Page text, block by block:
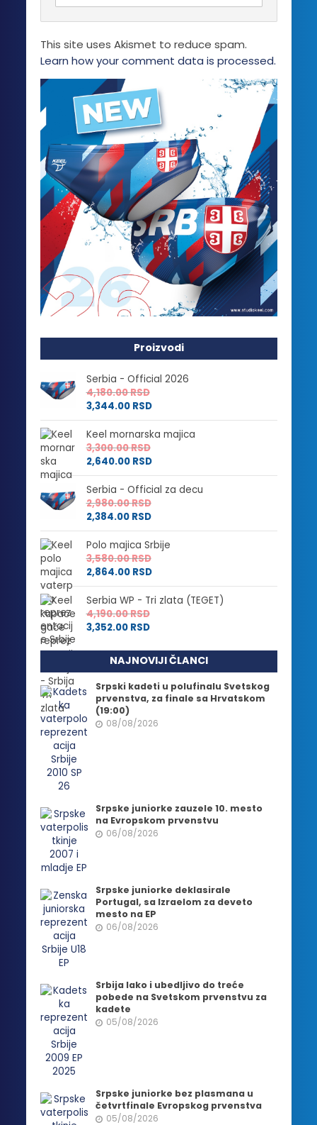
This site uses Akismet to reduce spam.
Learn how your comment data is processed.
Proizvodi
Serbia - Official 2026
4,180.00RSD
3,344.00 RSD
Keel mornarska majica
3,300.00RSD
2,640.00 RSD
Serbia - Official za decu
2,980.00RSD
2,384.00 RSD
Polo majica Srbije
3,580.00RSD
2,864.00 RSD
Serbia WP - Tri zlata (TEGET)
4,190.00RSD
3,352.00 RSD
NAJNOVIJI ČLANCI
Srpski kadeti u polufinalu Svetskog
prvenstva, za finale sa Hrvatskom
(19:00)
08/08/2026
Srpske juniorke zauzele 10. mesto
na Evropskom prvenstvu
06/08/2026
Srpske juniorke deklasirale
Portugal, sa Izraelom za deveto
mesto na EP
06/08/2026
Srbija lako i ubedljivo do treće
pobede na Svetskom prvenstvu za
kadete
05/08/2026
Srpske juniorke bez plasmana u
četvrtfinale Evropskog prvenstva
05/08/2026